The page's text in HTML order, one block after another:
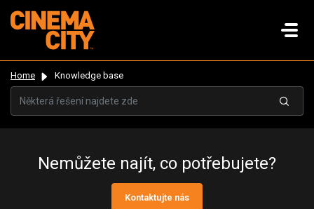
Home Knowledge base
Nemůžete najít, co potřebujete?
Kontaktujte nás